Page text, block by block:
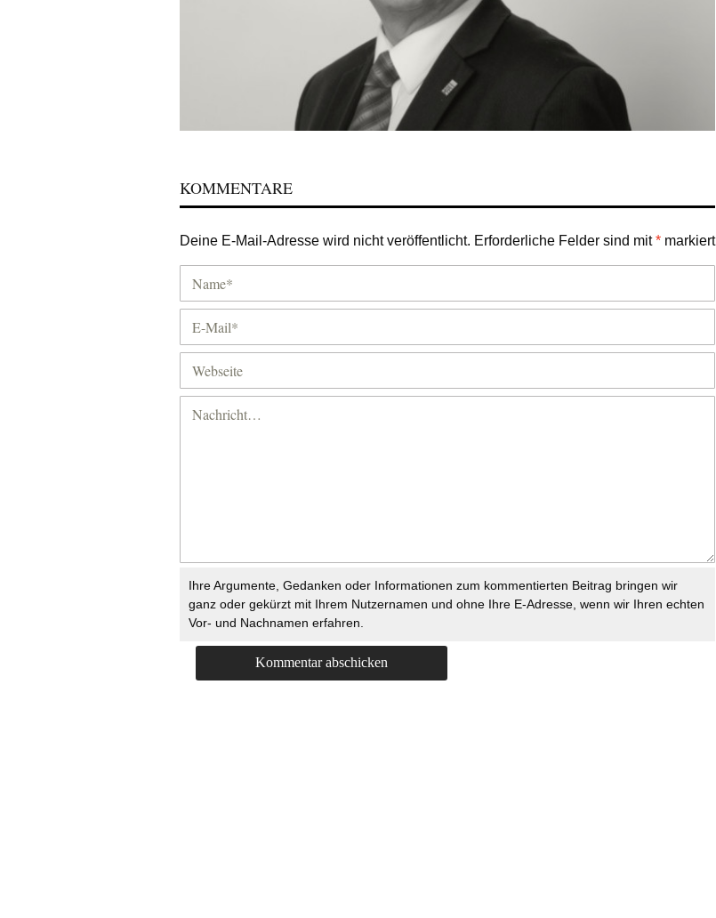
KOMMENTARE
Deine E-Mail-Adresse wird nicht veröffentlicht. Erforderliche Felder sind mit* markiert
Ihre Argumente, Gedanken oder Informationen zum kommentierten Beitrag bringen wir
ganz oder gekürzt mit Ihrem Nutzernamen und ohne Ihre E-Adresse, wenn wir Ihren echten
Vor- und Nachnamen erfahren.